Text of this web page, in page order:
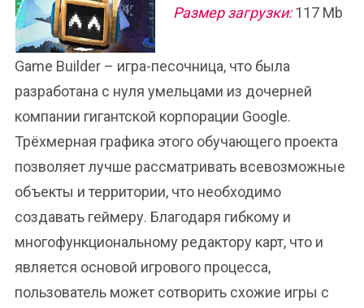
Размер загрузки:117 Mb
Game Builder – игра-песочница, что была
разработана с нуля умельцами из дочерней
компании гигантской корпорации Google.
Трёхмерная графика этого обучающего проекта
позволяет лучше рассматривать всевозможные
объекты и территории, что необходимо
создавать геймеру. Благодаря гибкому и
многофункциональному редактору карт, что и
является основой игрового процесса,
пользователь может сотворить схожие игры с